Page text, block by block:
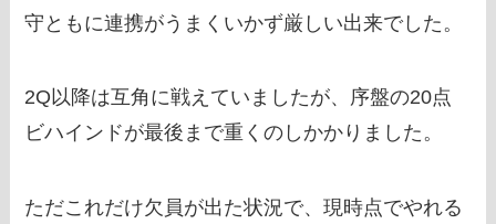
守ともに連携がうまくいかず厳しい出来でした。
2Q以降は互角に戦えていましたが、序盤の20点
ビハインドが最後まで重くのしかかりました。
ただこれだけ欠員が出た状況で、現時点でやれる